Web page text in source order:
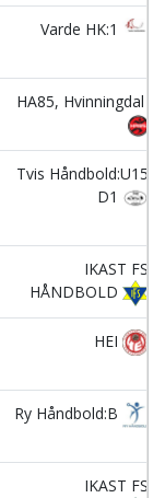
Varde HK:1
HA85, Hvinningdal
Tvis Håndbold:U15
D1
IKAST FS
HÅNDBOLD
HEI
Ry Håndbold:B
IKAST FS